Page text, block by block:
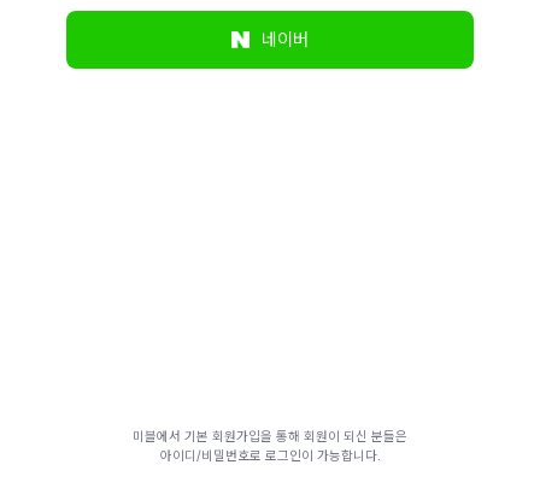
네이버
미블에서 기본 회원가입을 통해 회원이 되신 분들은
아이디/비밀번호로 로그인이 가능합니다.